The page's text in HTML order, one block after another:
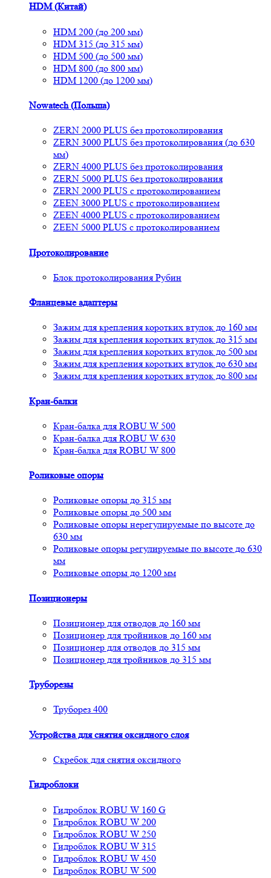
HDM (Китай)
HDM 200 (до 200 мм)
HDM 315 (до 315 мм)
HDM 500 (до 500 мм)
HDM 800 (до 800 мм)
HDM 1200 (до 1200 мм)
Nowatech (Польша)
ZERN 2000 PLUS без протоколирования
ZERN 3000 PLUS без протоколирования (до 630
мм)
ZERN 4000 PLUS без протоколирования
ZERN 5000 PLUS без протоколирования
ZERN 2000 PLUS с протоколированием
ZEEN 3000 PLUS с протоколированием
ZEEN 4000 PLUS с протоколированием
ZEEN 5000 PLUS с протоколированием
Протоколирование
Блок протоколирования Рубин
Фланцевые адаптеры
Зажим для крепления коротких втулок до 160 мм
Зажим для крепления коротких втулок до 315 мм
Зажим для крепления коротких втулок до 500 мм
Зажим для крепления коротких втулок до 630 мм
Зажим для крепления коротких втулок до 800 мм
Кран-балки
Кран-балка для ROBU W 500
Кран-балка для ROBU W 630
Кран-балка для ROBU W 800
Роликовые опоры
Роликовые опоры до 315 мм
Роликовые опоры до 500 мм
Роликовые опоры нерегулируемые по высоте до
630 мм
Роликовые опоры регулируемые по высоте до 630
мм
Роликовые опоры до 1200 мм
Позиционеры
Позиционер для отводов до 160 мм
Позиционер для тройников до 160 мм
Позиционер для отводов до 315 мм
Позиционер для тройников до 315 мм
Труборезы
Труборез 400
Устройства для снятия окcидного слоя
Скребок для снятия оксидного
Гидроблоки
Гидроблок ROBU W 160 G
Гидроблок ROBU W 200
Гидроблок ROBU W 250
Гидроблок ROBU W 315
Гидроблок ROBU W 450
Гидроблок ROBU W 500